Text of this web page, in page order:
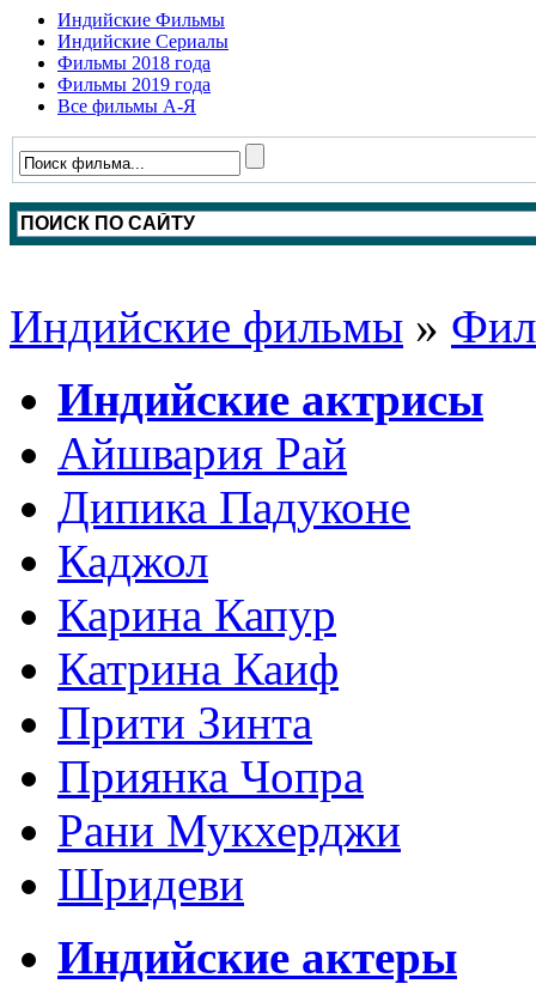
Индийские Фильмы
Индийские Сериалы
Фильмы 2018 года
Фильмы 2019 года
Все фильмы А-Я
Индийские фильмы »
Индийские актрисы
Айшвария Рай
Дипика Падуконе
Каджол
Карина Капур
Катрина Каиф
Прити Зинта
Приянка Чопра
Рани Мукхерджи
Шридеви
Индийские актеры